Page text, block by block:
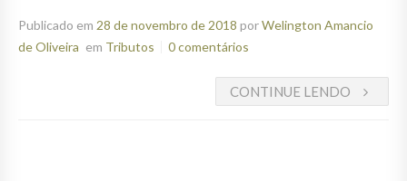
Publicado em 28 de novembro de 2018 porWelington Amancio
de Oliveira em Tributos 0 comentários
CONTINUE LENDO